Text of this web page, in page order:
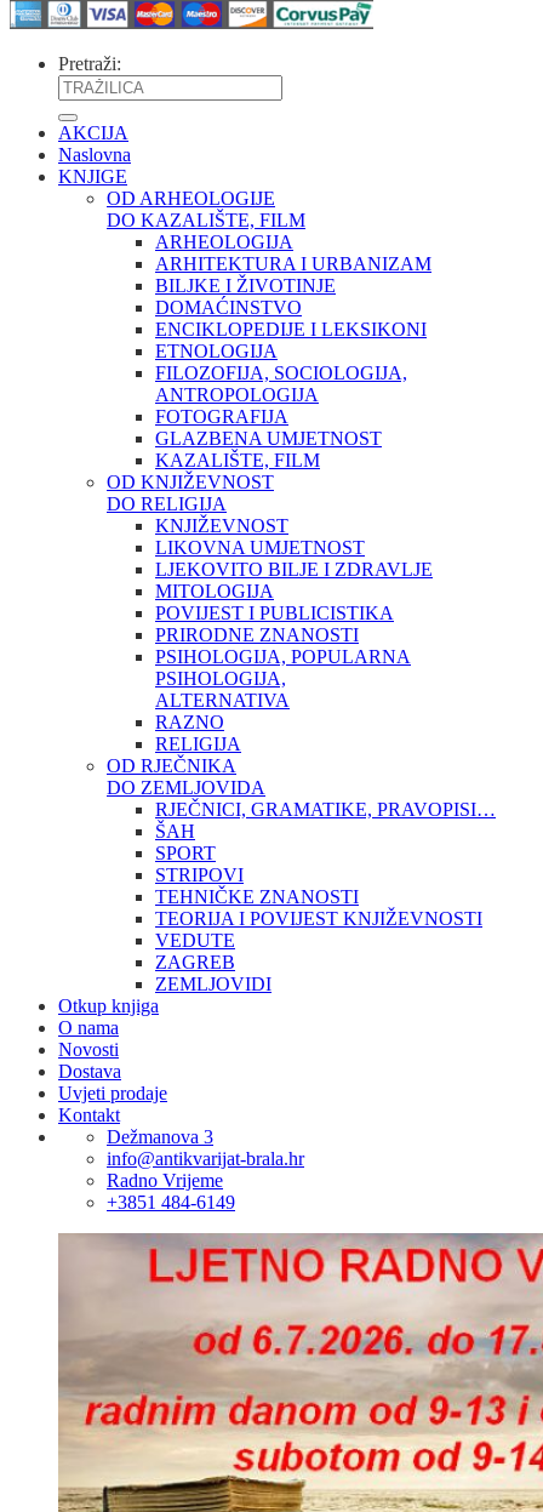
Pretraži:
AKCIJA
Naslovna
KNJIGE
OD ARHEOLOGIJE
DO KAZALIŠTE, FILM
ARHEOLOGIJA
ARHITEKTURA I URBANIZAM
BILJKE I ŽIVOTINJE
DOMAĆINSTVO
ENCIKLOPEDIJE I LEKSIKONI
ETNOLOGIJA
FILOZOFIJA, SOCIOLOGIJA,
ANTROPOLOGIJA
FOTOGRAFIJA
GLAZBENA UMJETNOST
KAZALIŠTE, FILM
OD KNJIŽEVNOST
DO RELIGIJA
KNJIŽEVNOST
LIKOVNA UMJETNOST
LJEKOVITO BILJE I ZDRAVLJE
MITOLOGIJA
POVIJEST I PUBLICISTIKA
PRIRODNE ZNANOSTI
PSIHOLOGIJA, POPULARNA
PSIHOLOGIJA,
ALTERNATIVA
RAZNO
RELIGIJA
OD RJEČNIKA
DO ZEMLJOVIDA
RJEČNICI, GRAMATIKE, PRAVOPISI…
ŠAH
SPORT
STRIPOVI
TEHNIČKE ZNANOSTI
TEORIJA I POVIJEST KNJIŽEVNOSTI
VEDUTE
ZAGREB
ZEMLJOVIDI
Otkup knjiga
O nama
Novosti
Dostava
Uvjeti prodaje
Kontakt
Dežmanova 3
info@antikvarijat-brala.hr
Radno Vrijeme
+3851 484-6149